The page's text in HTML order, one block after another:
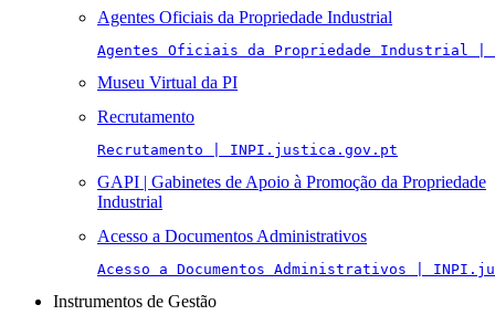
Agentes Oficiais da Propriedade Industrial
Agentes Oficiais da Propriedade Industrial
Museu Virtual da PI
Recrutamento
Recrutamento | INPI.justica.gov.pt
GAPI | Gabinetes de Apoio à Promoção da Propriedade
Industrial
Acesso a Documentos Administrativos
Acesso a Documentos Administrativos |
Instrumentos de Gestão